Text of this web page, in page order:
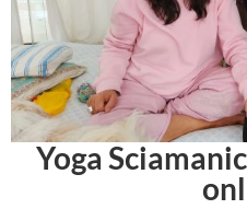
Yoga